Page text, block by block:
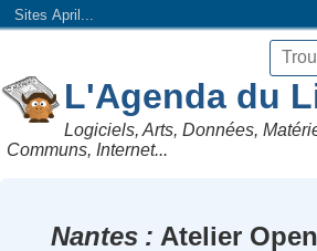
Sites April...
L'Agenda du
Logiciels, Arts, Données,
Communs, Internet...
Nantes
Atelier